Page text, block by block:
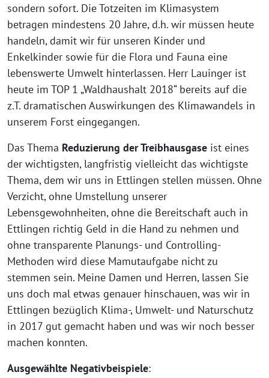
sondern sofort. Die Totzeiten im Klimasystem
betragen mindestens 20 Jahre, d.h. wir müssen heute
handeln, damit wir für unseren Kinder und
Enkelkinder sowie für die Flora und Fauna eine
lebenswerte Umwelt hinterlassen. Herr Lauinger ist
heute im TOP 1 „Waldhaushalt 2018“ bereits auf die
z.T. dramatischen Auswirkungen des Klimawandels in
unserem Forst eingegangen.
Das Thema Reduzierung der Treibhausgase ist eines
der wichtigsten, langfristig vielleicht das wichtigste
Thema, dem wir uns in Ettlingen stellen müssen. Ohne
Verzicht, ohne Umstellung unserer
Lebensgewohnheiten, ohne die Bereitschaft auch in
Ettlingen richtig Geld in die Hand zu nehmen und
ohne transparente Planungs- und Controlling-
Methoden wird diese Mamutaufgabe nicht zu
stemmen sein. Meine Damen und Herren, lassen Sie
uns doch mal etwas genauer hinschauen, was wir in
Ettlingen bezüglich Klima-, Umwelt- und Naturschutz
in 2017 gut gemacht haben und was wir noch besser
machen konnten.
Ausgewählte Negativbeispiele: